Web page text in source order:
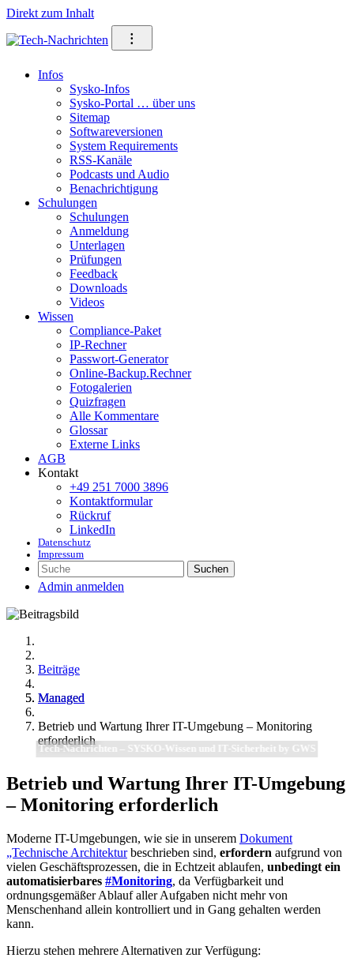
Direkt zum Inhalt
⁝
Infos
Sysko-Infos
Sysko-Portal … über uns
Sitemap
Softwareversionen
System Requirements
RSS-Kanäle
Podcasts und Audio
Benachrichtigung
Schulungen
Schulungen
Anmeldung
Unterlagen
Prüfungen
Feedback
Downloads
Videos
Wissen
Compliance-Paket
IP-Rechner
Passwort-Generator
Online-Backup.Rechner
Fotogalerien
Quizfragen
Alle Kommentare
Glossar
Externe Links
AGB
Kontakt
+49 251 7000 3896
Kontaktformular
Rückruf
LinkedIn
Datenschutz
Impressum
Suchen
Admin anmelden
Beiträge
Managed
Betrieb und Wartung Ihrer IT-Umgebung – Monitoring
erforderlich
Tech-Nachrichten – SYSKO-Wissen und IT-Sicherheit by GWS
Betrieb und Wartung Ihrer IT-Umgebung
– Monitoring erforderlich
Moderne IT-Umgebungen, wie sie in unserem Dokument
„Technische Architekturbeschrieben sind, erfordern aufgrund von
vielen Geschäftsprozessen, die in Echtzeit ablaufen, unbedingt ein
automatisierbares #Monitoring, da Verfügbarkeit und
ordnungsgemäßer Ablauf aller Aufgaben nicht mehr von
Menschenhand allein kontrolliert und in Gang gehalten werden
kann.
Hierzu stehen mehrere Alternativen zur Verfügung: